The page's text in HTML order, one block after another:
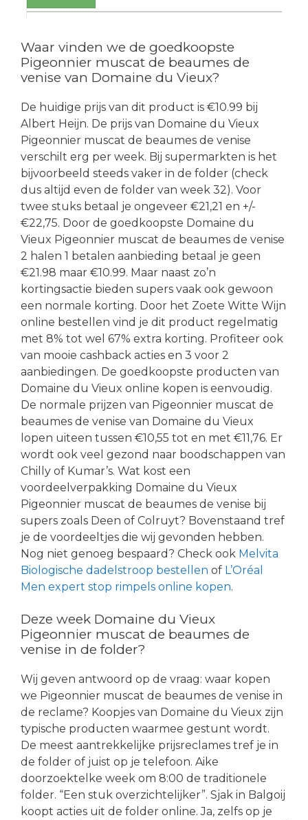
Waar vinden we de goedkoopste
Pigeonnier muscat de beaumes de
venise van Domaine du Vieux?
De huidige prijs van dit product is €10.99 bij
Albert Heijn. De prijs van Domaine du Vieux
Pigeonnier muscat de beaumes de venise
verschilt erg per week. Bij supermarkten is het
bijvoorbeeld steeds vaker in de folder (check
dus altijd even de folder van week 32). Voor
twee stuks betaal je ongeveer €21,21 en +/-
€22,75. Door de goedkoopste Domaine du
Vieux Pigeonnier muscat de beaumes de venise
2 halen 1 betalen aanbieding betaal je geen
€21.98 maar €10.99. Maar naast zo’n
kortingsactie bieden supers vaak ook gewoon
een normale korting. Door het Zoete Witte Wijn
online bestellen vind je dit product regelmatig
met 8% tot wel 67% extra korting. Profiteer ook
van mooie cashback acties en 3 voor 2
aanbiedingen. De goedkoopste producten van
Domaine du Vieux online kopen is eenvoudig.
De normale prijzen van Pigeonnier muscat de
beaumes de venise van Domaine du Vieux
lopen uiteen tussen €10,55 tot en met €11,76. Er
wordt ook veel gezond naar boodschappen van
Chilly of Kumar’s. Wat kost een
voordeelverpakking Domaine du Vieux
Pigeonnier muscat de beaumes de venise bij
supers zoals Deen of Colruyt? Bovenstaand tref
je de voordeeltjes die wij gevonden hebben.
Nog niet genoeg bespaard? Check ook Melvita
Biologische dadelstroop bestellen of L’Oréal
Men expert stop rimpels online kopen.
Deze week Domaine du Vieux
Pigeonnier muscat de beaumes de
venise in de folder?
Wij geven antwoord op de vraag: waar kopen
we Pigeonnier muscat de beaumes de venise in
de reclame? Koopjes van Domaine du Vieux zijn
typische producten waarmee gestunt wordt.
De meest aantrekkelijke prijsreclames tref je in
de folder of juist op je telefoon. Aike
doorzoektelke week om 8:00 de traditionele
folder. “Een stuk overzichtelijker”. Sjak in Balgoij
koopt acties uit de folder online. Ja, zelfs op je